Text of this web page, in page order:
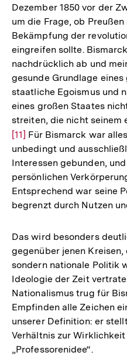
Dezember 1850 vor der
um die Frage, ob
Bekämpfung der
eingreifen sollte.
nachdrücklich ab und
gesunde Grundlage
staatliche Egoismus und
eines großen Staates
streiten, die nicht seinem
Zur
Auflösung
der
Fußnote
[11] Für Bismarck war
unbedingt und
Interessen gebunden,
persönlichen
Entsprechend war seine
begrenzt durch Nutzen
Das wird besonders
gegenüber jenen
sondern nationale Politik
Ideologie der Zeit
Nationalismus trug für
Empfinden alle Zeichen
unserer Definition: er
Verhältnis zur Wirklichkeit
„Professorenidee“.